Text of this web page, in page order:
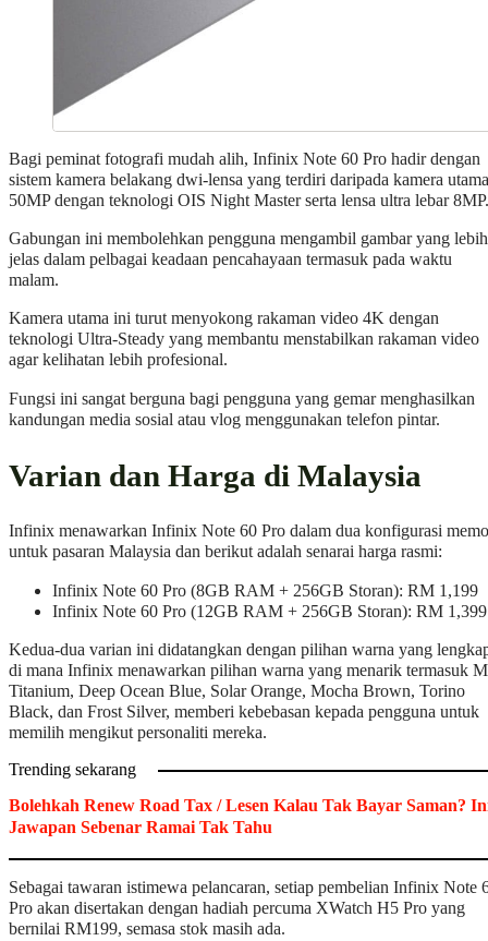
Bagi peminat fotografi mudah alih, Infinix Note 60 Pro hadir dengan
sistem kamera belakang dwi-lensa yang terdiri daripada kamera utama
50MP dengan teknologi OIS Night Master serta lensa ultra lebar 8MP.
Gabungan ini membolehkan pengguna mengambil gambar yang lebih
jelas dalam pelbagai keadaan pencahayaan termasuk pada waktu
malam.
Kamera utama ini turut menyokong rakaman video 4K dengan
teknologi Ultra-Steady yang membantu menstabilkan rakaman video
agar kelihatan lebih profesional.
Fungsi ini sangat berguna bagi pengguna yang gemar menghasilkan
kandungan media sosial atau vlog menggunakan telefon pintar.
Varian dan Harga di Malaysia
Infinix menawarkan Infinix Note 60 Pro dalam dua konfigurasi
untuk pasaran Malaysia dan berikut adalah senarai harga rasmi:
Infinix Note 60 Pro (8GB RAM + 256GB Storan): RM 1,199
Infinix Note 60 Pro (12GB RAM + 256GB Storan): RM 1,399
Kedua-dua varian ini didatangkan dengan pilihan warna yang
di mana Infinix menawarkan pilihan warna yang menarik termasuk
Titanium, Deep Ocean Blue, Solar Orange, Mocha Brown, Torino
Black, dan Frost Silver, memberi kebebasan kepada pengguna untuk
memilih mengikut personaliti mereka.
Trending sekarang
Bolehkah Renew Road Tax / Lesen Kalau Tak Bayar Saman?
Jawapan Sebenar Ramai Tak Tahu
Sebagai tawaran istimewa pelancaran, setiap pembelian Infinix Note
Pro akan disertakan dengan hadiah percuma XWatch H5 Pro yang
bernilai RM199, semasa stok masih ada.